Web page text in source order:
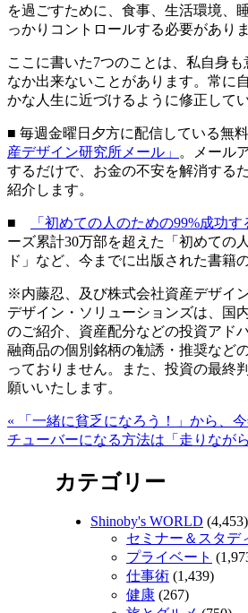
を過ごすために、食事、生活環境、
っかりコントロールする必要がありま
ここに書いた7つのことは、私自身
なか出来ないことがあります。常に
かな人生に近づけるように修正して
■ 毎週金曜日夕方に配信している無
産デザイン研究所メール」
。メール
するだけで、お金の不安を解消する
紹介します。
■ 「初めての人のための99%成功す
ーズ累計30万部を超えた「初めての
ド」など、今までに出版された書籍
※内藤忍、及び株式会社資産デザイ
デザイン・ソリューションズは、国
のご紹介、資産配分などの投資アド
融商品の個別銘柄の勧誘・推奨など
っておりません。また、投資の最終
願いいたします。
« 「一緒に貧乏になろう！」から、
チューバーになる方法は「走りなが
カテゴリー
Shinoby's WORLD (4,453)
セミナー＆スタデ
プライベート
仕事術 (1,439)
健康 (267)